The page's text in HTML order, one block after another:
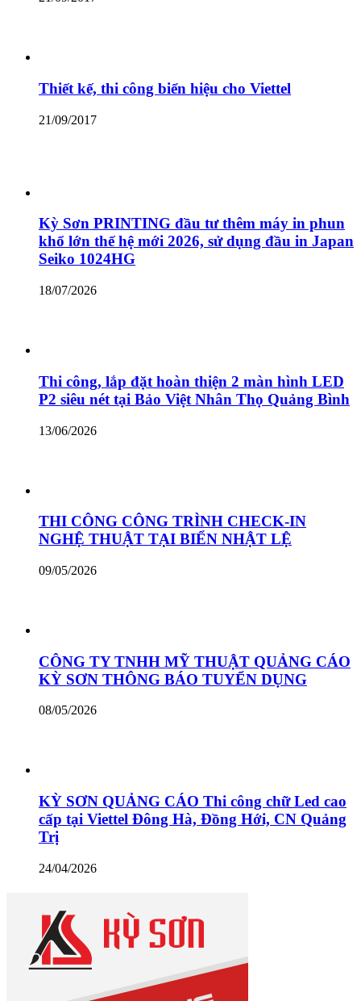
Thiết kế, thi công biển hiệu cho Viettel
21/09/2017
Kỳ Sơn PRINTING đầu tư thêm máy in phun
khổ lớn thế hệ mới 2026, sử dụng đầu in Japan
Seiko 1024HG
18/07/2026
Thi công, lắp đặt hoàn thiện 2 màn hình LED
P2 siêu nét tại Bảo Việt Nhân Thọ Quảng Bình
13/06/2026
THI CÔNG CÔNG TRÌNH CHECK-IN
NGHỆ THUẬT TẠI BIỂN NHẬT LỆ
09/05/2026
CÔNG TY TNHH MỸ THUẬT QUẢNG CÁO
KỲ SƠN THÔNG BÁO TUYỂN DỤNG
08/05/2026
KỲ SƠN QUẢNG CÁO Thi công chữ Led cao
cấp tại Viettel Đông Hà, Đồng Hới, CN Quảng
Trị
24/04/2026